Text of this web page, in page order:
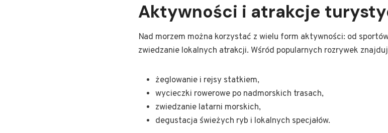
Aktywności i atrakcje
Nad morzem można korzystać z wielu form aktywności: od
zwiedzanie lokalnych atrakcji. Wśród popularnych rozrywek
żeglowanie i rejsy statkiem,
wycieczki rowerowe po nadmorskich trasach,
zwiedzanie latarni morskich,
degustacja świeżych ryb i lokalnych specjałów.